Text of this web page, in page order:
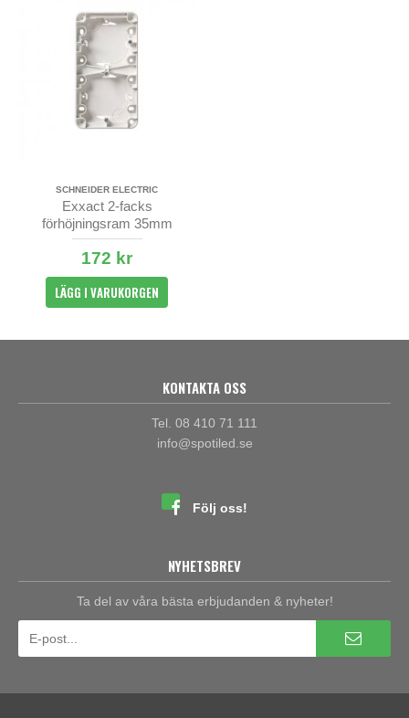
SCHNEIDER ELECTRIC
Exxact 2-facks
förhöjningsram 35mm
172 kr
LÄGG I VARUKORGEN
KONTAKTA OSS
Tel. 08 410 71 111
info@spotiled.se
Följ oss!
NYHETSBREV
Ta del av våra bästa erbjudanden & nyheter!